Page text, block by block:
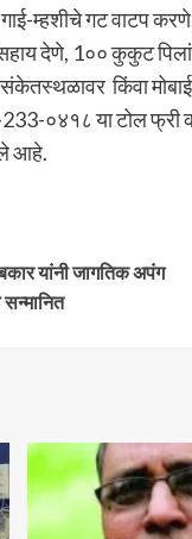
म्हशीचे गट वाटप
देणे, 1०० कुकुट
किंवा
०४१८ या टोल फ्री
आहे.
यांनी जागतिक अपंग